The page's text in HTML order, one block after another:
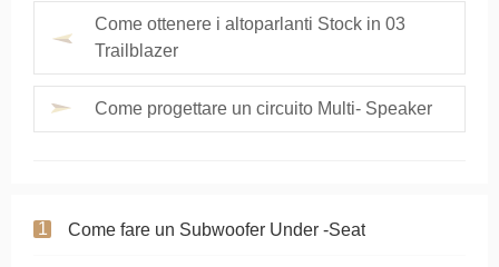
Come ottenere i altoparlanti Stock in 03
Trailblazer
Come progettare un circuito Multi- Speaker
Come fare un Subwoofer Under -Seat